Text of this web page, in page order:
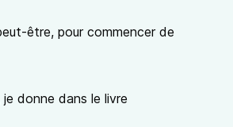
être, pour commencer de
donne dans le livre